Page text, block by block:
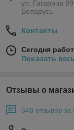
ул. Гагарина
Беларусь
Контакты
Сегодня
Показать
Отзывы о
648 отзывов за